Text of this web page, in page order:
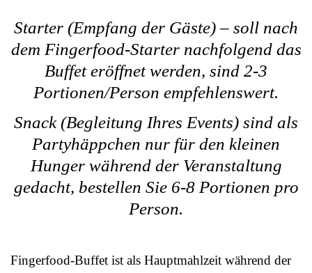
Starter (Empfang der Gäste) – soll nach
dem Fingerfood-Starter nachfolgend das
Buffet eröffnet werden, sind 2-3
Portionen/Person empfehlenswert.
Snack (Begleitung Ihres Events) sind als
Partyhäppchen nur für den kleinen
Hunger während der Veranstaltung
gedacht, bestellen Sie 6-8 Portionen pro
Person.
Fingerfood-Buffet ist als Hauptmahlzeit während der